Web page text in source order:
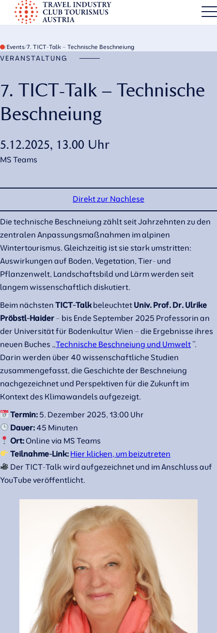
p
t
c
o
n
n
t
Events 7. TICT-Talk – Technische Beschneiung
VERANSTALTUNG
7. TICT-Talk – Technische
Beschneiung
5.12.2025, 13.00 Uhr
MS Teams
Direkt zur Nachlese
Die technische Beschneiung zählt seit Jahrzehnten zu den
zentralen Anpassungsmaßnahmen im alpinen
Wintertourismus. Gleichzeitig ist sie stark umstritten:
Auswirkungen auf Boden, Vegetation, Tier- und
Pflanzenwelt, Landschaftsbild und Lärm werden seit
langem wissenschaftlich diskutiert.
Beim nächsten TICT-Talkbeleuchtet Univ. Prof. Dr. Ulrike
Pröbstl-Haider – bis Ende September 2025 Professorin an
der Universität für Bodenkultur Wien – die Ergebnisse ihres
neuen Buches „Technische Beschneiung und Umwelt “.
Darin werden über 40 wissenschaftliche Studien
zusammengefasst, die Geschichte der Beschneiung
nachgezeichnet und Perspektiven für die Zukunft im
Kontext des Klimawandels aufgezeigt.
Termin: 5. Dezember 2025, 13:00 Uhr
Dauer: 45 Minuten
Ort:Online via MS Teams
Teilnahme-Link: Hier klicken, um beizutreten
Der TICT-Talk wird aufgezeichnet und im Anschluss auf
YouTube veröffentlicht.